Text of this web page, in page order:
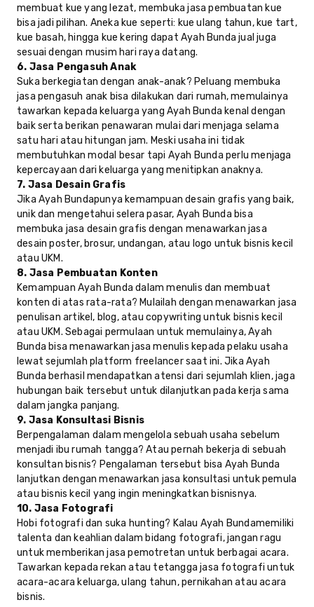
membuat kue yang lezat, membuka jasa pembuatan kue
bisa jadi pilihan. Aneka kue seperti: kue ulang tahun, kue tart,
kue basah, hingga kue kering dapat Ayah Bunda jual juga
sesuai dengan musim hari raya datang.
6. Jasa Pengasuh Anak
Suka berkegiatan dengan anak-anak? Peluang membuka
jasa pengasuh anak bisa dilakukan dari rumah, memulainya
tawarkan kepada keluarga yang Ayah Bunda kenal dengan
baik serta berikan penawaran mulai dari menjaga selama
satu hari atau hitungan jam. Meski usaha ini tidak
membutuhkan modal besar tapi Ayah Bunda perlu menjaga
kepercayaan dari keluarga yang menitipkan anaknya.
7. Jasa Desain Grafis
Jika Ayah Bundapunya kemampuan desain grafis yang baik,
unik dan mengetahui selera pasar, Ayah Bunda bisa
membuka jasa desain grafis dengan menawarkan jasa
desain poster, brosur, undangan, atau logo untuk bisnis kecil
atau UKM.
8. Jasa Pembuatan Konten
Kemampuan Ayah Bunda dalam menulis dan membuat
konten di atas rata-rata? Mulailah dengan menawarkan jasa
penulisan artikel, blog, atau copywriting untuk bisnis kecil
atau UKM. Sebagai permulaan untuk memulainya, Ayah
Bunda bisa menawarkan jasa menulis kepada pelaku usaha
lewat sejumlah platform freelancer saat ini. Jika Ayah
Bunda berhasil mendapatkan atensi dari sejumlah klien, jaga
hubungan baik tersebut untuk dilanjutkan pada kerja sama
dalam jangka panjang.
9. Jasa Konsultasi Bisnis
Berpengalaman dalam mengelola sebuah usaha sebelum
menjadi ibu rumah tangga? Atau pernah bekerja di sebuah
konsultan bisnis? Pengalaman tersebut bisa Ayah Bunda
lanjutkan dengan menawarkan jasa konsultasi untuk pemula
atau bisnis kecil yang ingin meningkatkan bisnisnya.
10. Jasa Fotografi
Hobi fotografi dan suka hunting? Kalau Ayah Bundamemiliki
talenta dan keahlian dalam bidang fotografi, jangan ragu
untuk memberikan jasa pemotretan untuk berbagai acara.
Tawarkan kepada rekan atau tetangga jasa fotografi untuk
acara-acara keluarga, ulang tahun, pernikahan atau acara
bisnis.